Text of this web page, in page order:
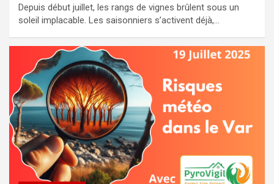
Depuis début juillet, les rangs de vignes brûlent sous un
soleil implacable. Les saisonniers s’activent déjà,…